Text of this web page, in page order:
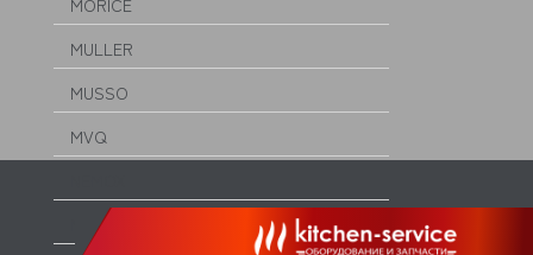
MORICE
MULLER
MUSSO
MVQ
NOPEIN